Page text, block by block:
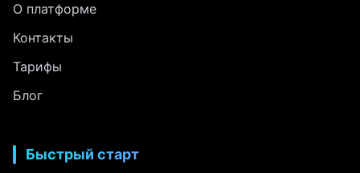
О платформе
Контакты
Тарифы
Блог
Быстрый старт